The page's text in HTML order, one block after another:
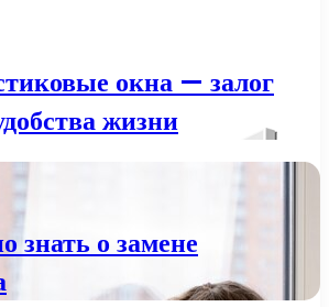
окна — залог
жизни
знать о замене